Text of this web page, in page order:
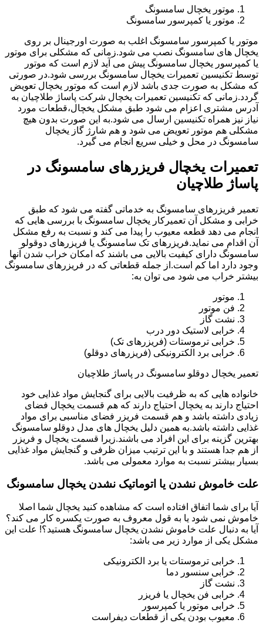
موتور یخچال سامسونگ
موتور یا کمپرسور سامسونگ
موتور یا کمپرسور سامسونگ اغلب به صورت اورجینال بر روی
یخچال های سامسونگ نصب می شود.زمانی که مشکلی برای موتور
یا کمپرسور یخچال سامسونگ پیش می آید لازم است که موتور
توسط تکنیسین تعمیرات یخچال سامسونگ بررسی شود.در صورتی
که مشکل به صورت جدی باشد لازم است که موتور یخچال تعویض
گردد.زمانی که تکنیسین تعمیرات یخچال شرکت پاساژ طلاچیان به
آدرس مشتری اعزام می شود طبق مشکل یخچال،قطعات مورد
نیاز نیز همراه تکنیسین ارسال می شود.به این صورت بدون هیچ
مشکلی هم موتور تعویض می شود و هم شارژ گاز یخچال
سامسونگ در محل و خیلی سریع انجام می گیرد.
تعمیرات یخچال فریزرهای سامسونگ در
پاساژ طلاچیان
تعمیر فریزرهای سامسونگ به خدماتی گفته می شود که طبق
خرابی و مشکل آن تعمیرکار یخچال سامسونگ با بررسی هایی که
انجام می دهد قطعه معیوب را پیدا می کند و نسبت به رفع مشکل
آن اقدام می نماید.فریزرهای تک سامسونگ یا فریزرهای دوقولو
سامسونگ دارای کیفیت بالایی می باشند که امکان خراب شدن آنها
وجود دارد اما کم است.از جمله قطعاتی که در فریزرهای سامسونگ
بیشتر خراب می شود می توان به:
موتور
فن موتور
نشت گاز
خرابی لاستیک دور درب
خرابی ترموستات (فریزرهای تک)
خرابی برد الکترونیکی (فریزرهای دوقلو)
تعمیر یخچال دوقلو سامسونگ در پاساژ طلاچیان
خانواده هایی که به ظرفیت بالایی برای گنجایش مواد غذایی خود
احتیاج دارند به یخچال احتیاج دارند که هم قسمت یخچال فضای
زیادی داشته باشد و هم قسمت فریزر فضای مناسبی برای مواد
غذایی داشته باشد.به همین دلیل یخچال های مدل دوقلو سامسونگ
بهترین گزینه برای این افراد می باشند.زیرا قسمت یخچال و فریزر
از هم جدا هستند و با این ترتیب میزان ظرفی و گنجایش مواد غذایی
بسیار بیشتر نسبت به موارد معمولی می باشد.
علت خاموش نشدن یا اتوماتیک نشدن یخچال سامسونگ
آیا برای شما اتفاق افتاده است که مشاهده کنید یخچال شما اصلا
خاموش نمی شود یا به قول معروف به صورت یکسره کار می کند؟
آیا به دنبال علت خاموش نشدن یخچال سامسونگ هستید؟! علت این
مشکل یکی از موارد زیر می باشد:
خرابی ترموستات یا برد الکترونیکی
خرابی سنسور دما
نشت گاز
خرابی فن یخچال یا فریزر
خرابی موتور یا کمپرسور
معیوب بودن یکی از قطعات دیفراست